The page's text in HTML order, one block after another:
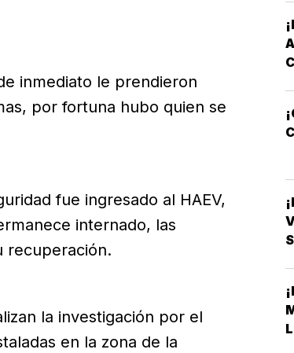
inmediato le prendieron
por fortuna hubo quien se
fue ingresado al HAEV,
internado, las
recuperación.
la investigación por el
en la zona de la